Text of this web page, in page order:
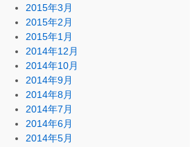
2015年3月
2015年2月
2015年1月
2014年12月
2014年10月
2014年9月
2014年8月
2014年7月
2014年6月
2014年5月